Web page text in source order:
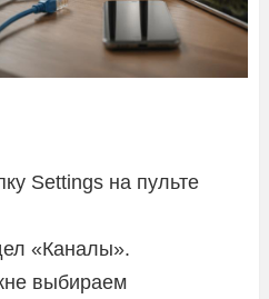
Settings на пульте
«Каналы».
выбираем